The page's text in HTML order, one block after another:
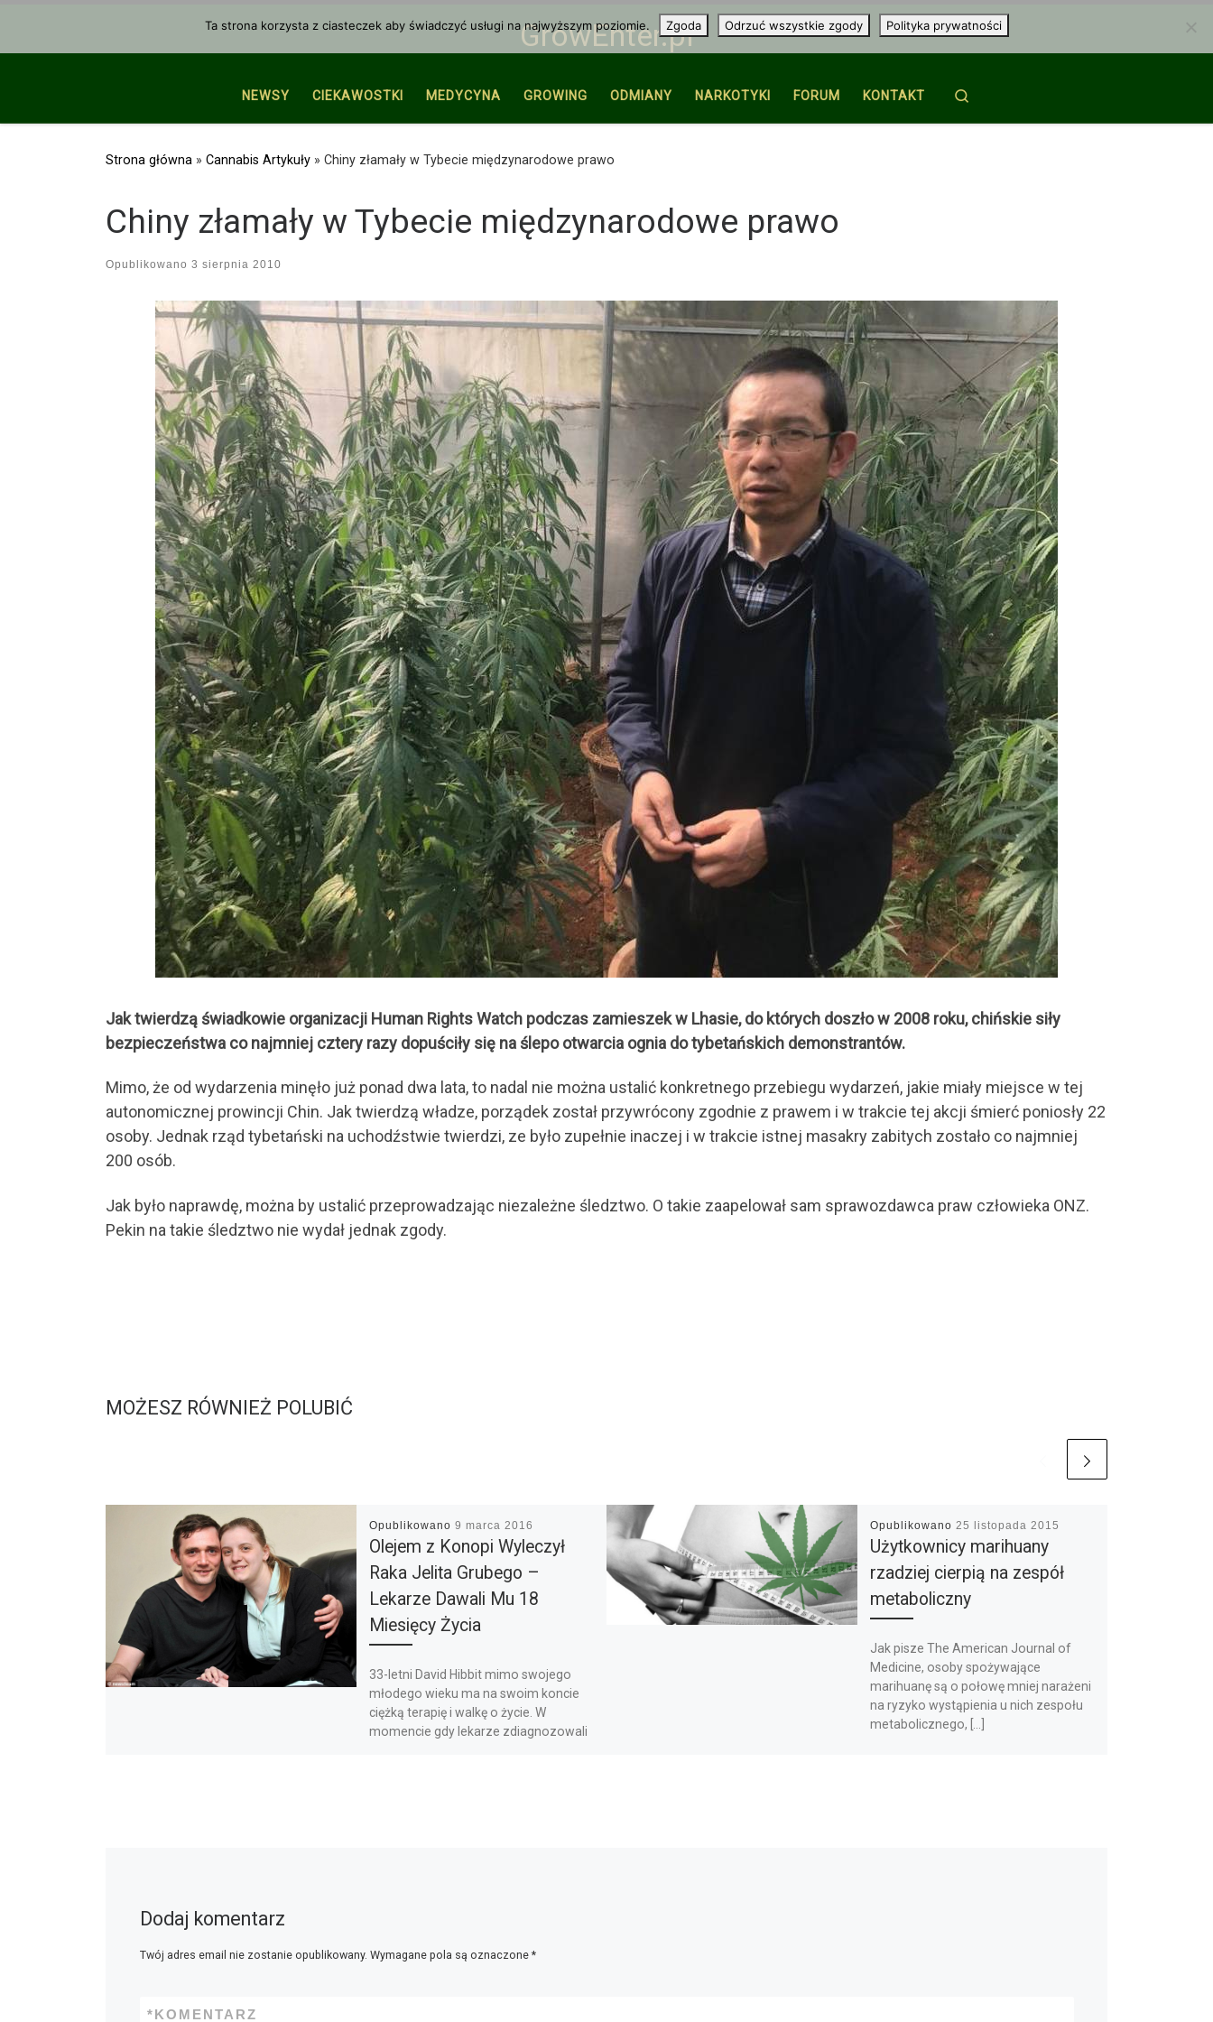
GrowEnter.pl
NEWSY CIEKAWOSTKI MEDYCYNA GROWING ODMIANY NARKOTYKI FORUM KONTAKT
Strona główna » Cannabis Artykuły » Chiny złamały w Tybecie międzynarodowe prawo
Chiny złamały w Tybecie międzynarodowe prawo
Opublikowano 3 sierpnia 2010
Jak twierdzą świadkowie organizacji Human Rights Watch podczas zamieszek w Lhasie, do których doszło w 2008 roku, chińskie siły
bezpieczeństwa co najmniej cztery razy dopuściły się na ślepo otwarcia ognia do tybetańskich demonstrantów.
Mimo, że od wydarzenia minęło już ponad dwa lata, to nadal nie można ustalić konkretnego przebiegu wydarzeń, jakie miały miejsce w tej
autonomicznej prowincji Chin. Jak twierdzą władze, porządek został przywrócony zgodnie z prawem i w trakcie tej akcji śmierć poniosły 22
osoby. Jednak rząd tybetański na uchodźstwie twierdzi, ze było zupełnie inaczej i w trakcie istnej masakry zabitych zostało co najmniej
200 osób.
Jak było naprawdę, można by ustalić przeprowadzając niezależne śledztwo. O takie zaapelował sam sprawozdawca praw człowieka ONZ.
Pekin na takie śledztwo nie wydał jednak zgody.
MOŻESZ RÓWNIEŻ POLUBIĆ
Opublikowano 9 marca 2016
Olejem z Konopi Wyleczył
Raka Jelita Grubego –
Lekarze Dawali Mu 18
Miesięcy Życia
33-letni David Hibbit mimo swojego
młodego wieku ma na swoim koncie
ciężką terapię i walkę o życie. W
momencie gdy lekarze zdiagnozowali
Opublikowano 25 listopada 2015
Użytkownicy marihuany
rzadziej cierpią na zespół
metaboliczny
Jak pisze The American Journal of
Medicine, osoby spożywające
marihuanę są o połowę mniej narażeni
na ryzyko wystąpienia u nich zespołu
metabolicznego, […]
Dodaj komentarz
Twój adres email nie zostanie opublikowany. Wymagane pola są oznaczone *
KOMENTARZ
*
Ta strona korzysta z ciasteczek aby świadczyć usługi na najwyższym poziomie. Zgoda Odrzuć wszystkie zgody Polityka prywatności